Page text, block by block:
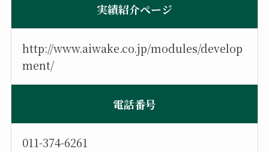
実績紹介ページ
http://www.aiwake.co.jp/modules/develop
ment/
電話番号
011-374-6261